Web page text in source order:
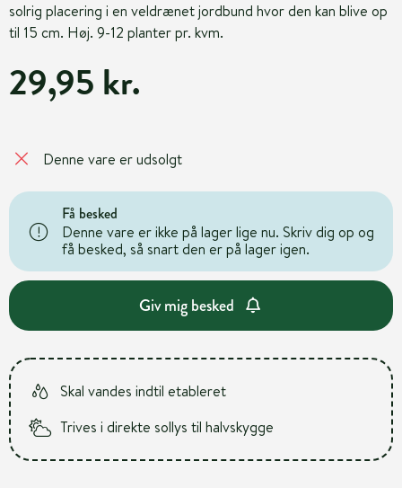
solrig placering i en veldrænet jordbund hvor den kan blive op
til 15 cm. Høj. 9-12 planter pr. kvm.
29,95 kr.
Denne vare er udsolgt
Få besked
Denne vare er ikke på lager lige nu. Skriv dig op og
få besked, så snart den er på lager igen.
Giv mig besked
Skal vandes indtil etableret
Trives i direkte sollys til halvskygge